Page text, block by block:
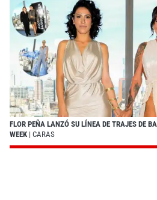
FLOR PEÑA LANZÓ SU LÍNEA DE TRAJES DE
WEEK | CARAS